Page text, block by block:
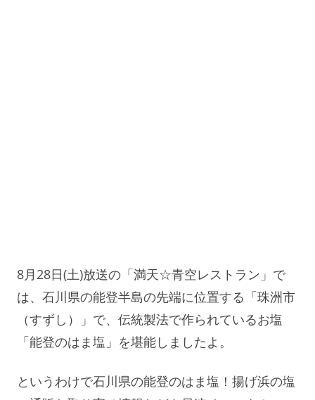
8月28日(土)放送の「満天☆青空レストラン」で
は、石川県の能登半島の先端に位置する「珠洲市
（すずし）」で、伝統製法で作られているお塩
「能登のはま塩」を堪能しましたよ。
というわけで石川県の能登のはま塩！揚げ浜の塩